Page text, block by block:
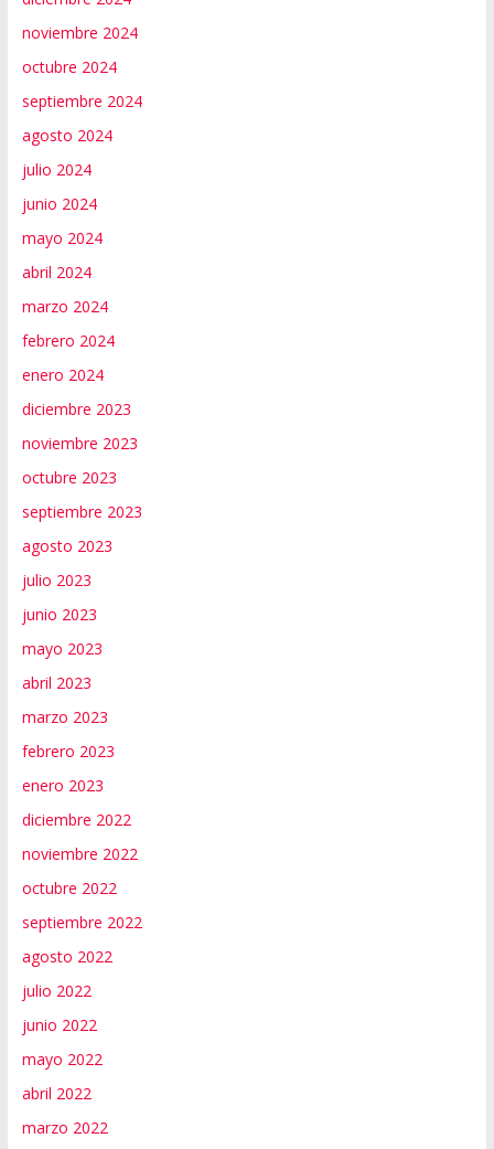
noviembre 2024
octubre 2024
septiembre 2024
agosto 2024
julio 2024
junio 2024
mayo 2024
abril 2024
marzo 2024
febrero 2024
enero 2024
diciembre 2023
noviembre 2023
octubre 2023
septiembre 2023
agosto 2023
julio 2023
junio 2023
mayo 2023
abril 2023
marzo 2023
febrero 2023
enero 2023
diciembre 2022
noviembre 2022
octubre 2022
septiembre 2022
agosto 2022
julio 2022
junio 2022
mayo 2022
abril 2022
marzo 2022